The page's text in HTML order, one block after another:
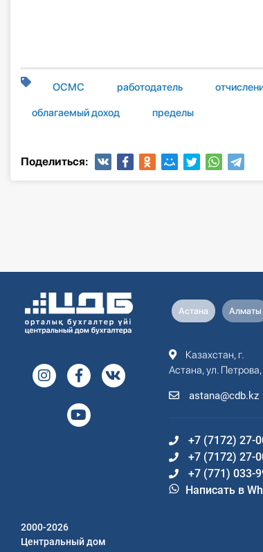
ОСМС работодатель
облагаемый доход пределы
Поделиться:
2000-2026
Центральный дом
Астана Алматы
Казахстан, г.
Астана, ул.
astana@cdb.kz
+7 (7172) 27-
+7 (7172) 27-
+7 (771) 033-
Написать в